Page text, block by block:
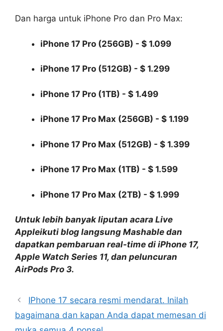
Dan harga untuk iPhone Pro dan Pro Max:
iPhone 17 Pro (256GB) - $ 1.099
iPhone 17 Pro (512GB) - $ 1.299
iPhone 17 Pro (1TB) - $ 1.499
iPhone 17 Pro Max (256GB) - $ 1.199
iPhone 17 Pro Max (512GB) - $ 1.399
iPhone 17 Pro Max (1TB) - $ 1.599
iPhone 17 Pro Max (2TB) - $ 1.999
Untuk lebih banyak liputan acara Live
Appleikuti blog langsung Mashable dan
dapatkan pembaruan real-time di iPhone 17,
Apple Watch Series 11, dan peluncuran
AirPods Pro 3.
IPhone 17 secara resmi mendarat. Inilah
bagaimana dan kapan Anda dapat memesan di